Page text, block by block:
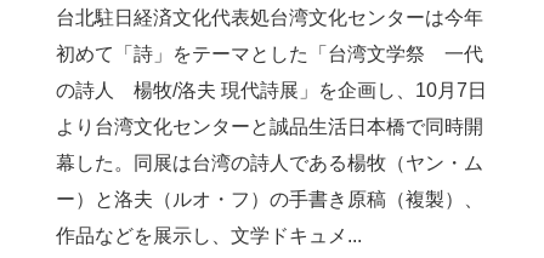
台北駐日経済文化代表処台湾文化センターは今年
初めて「詩」をテーマとした「台湾文学祭 一代
の詩人 楊牧/洛夫 現代詩展」を企画し、10月7日
より台湾文化センターと誠品生活日本橋で同時開
幕した。同展は台湾の詩人である楊牧（ヤン・ム
ー）と洛夫（ルオ・フ）の手書き原稿（複製）、
作品などを展示し、文学ドキュメ...